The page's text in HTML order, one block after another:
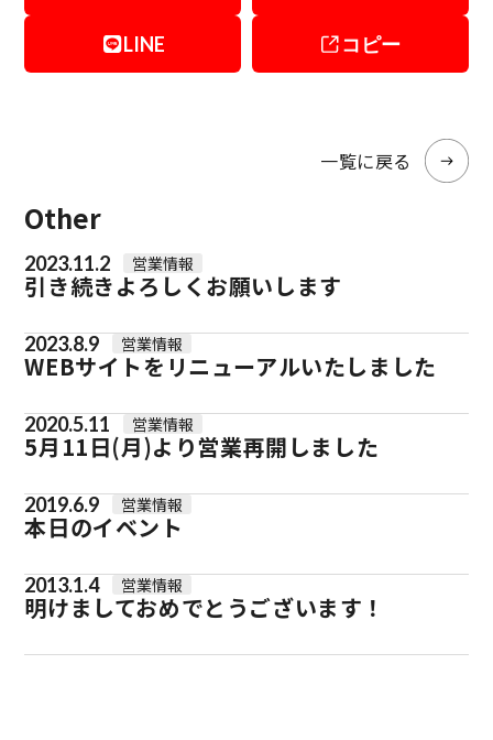
LINE コピー
一覧に戻る
Other
2023.11.2 営業情報
引き続きよろしくお願いします
2023.8.9 営業情報
WEBサイトをリニューアルいたしました
2020.5.11 営業情報
5月11日(月)より営業再開しました
2019.6.9 営業情報
本日のイベント
2013.1.4 営業情報
明けましておめでとうございます！